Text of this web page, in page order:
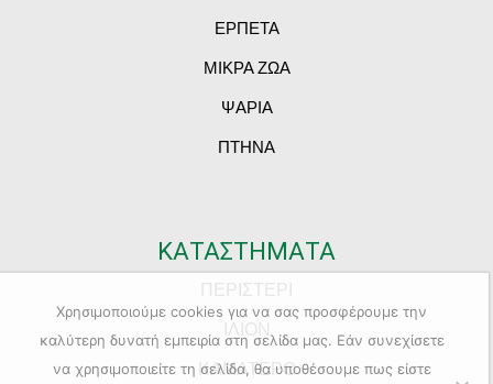
ΕΡΠΕΤΑ
ΜΙΚΡΑ ΖΩΑ
ΨΑΡΙΑ
ΠΤΗΝΑ
ΚΑΤΑΣΤΗΜΑΤΑ
ΚΑΜΑΤΕΡΟ
Χρησιμοποιούμε cookies για να σας προσφέρουμε την
καλύτερη δυνατή εμπειρία στη σελίδα μας. Εάν συνεχίσετε
να χρησιμοποιείτε τη σελίδα, θα υποθέσουμε πως είστε